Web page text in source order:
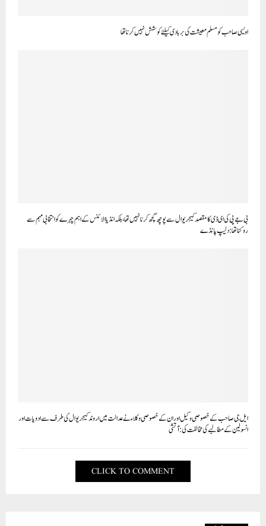
اویسی صاحب کو مسلم معیشت کی بربادی کیلئے کوشش نہیں کرنا تھا
بی جے پی کی ای ڈی کا مقصد کیجریوال سے پوچھ گچھ کرنا نہیں تھا، بلکہ انڈیا الائنس کے اہم چہرے کو انتخابی مہم سے
روکنا تھا: دلیپ پانڈے
ایل جی صاحب کے خصوصی وکیل اور ان کے خصوصی وکلاء نے عدالت میں اروند کیجریوال کی طرف سے ادویات اور
انسولین کے مطالبے کی مخالفت کی: آتشی
CLICK TO COMMENT